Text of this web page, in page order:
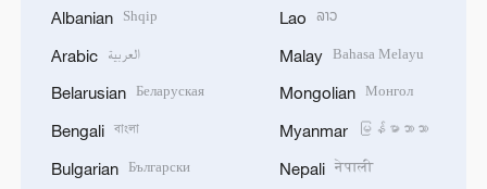
Albanian Shqip
Arabic العربية
Belarusian Беларуская
Bengali বাংলা
Bulgarian Български
Lao ລາວ
Malay Bahasa Melayu
Mongolian Монгол
Myanmar မြန်မာဘာသာ
Nepali नेपाली